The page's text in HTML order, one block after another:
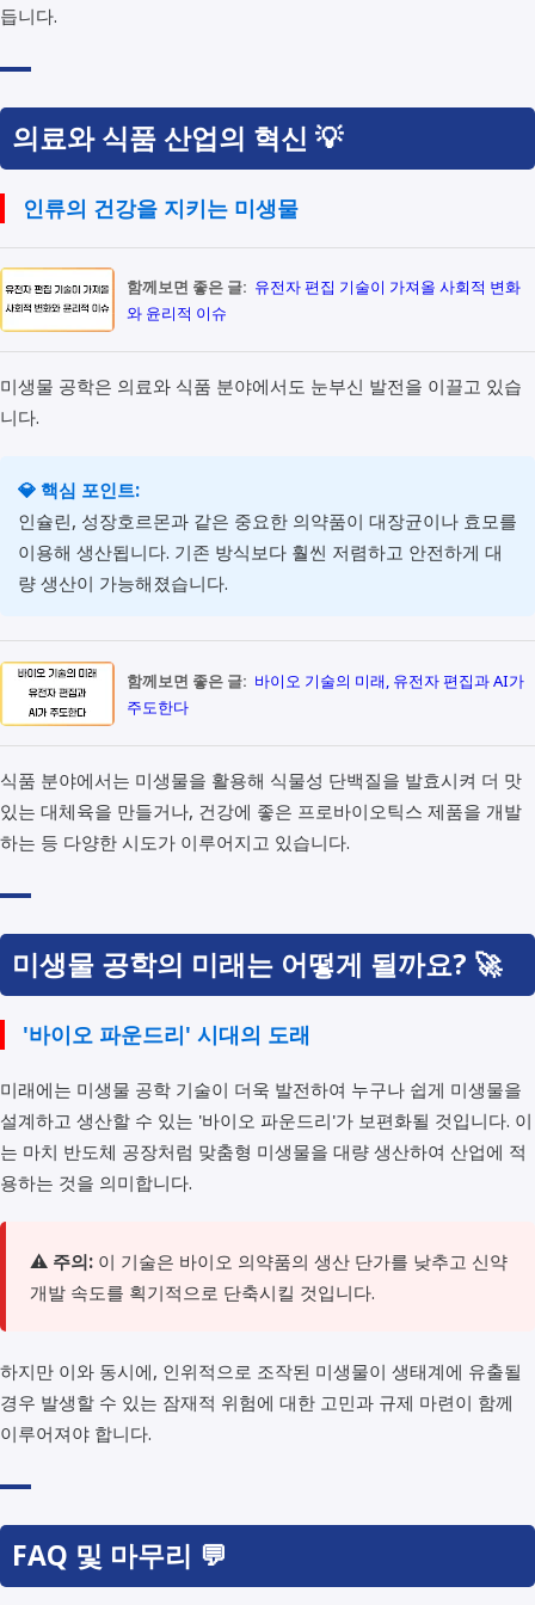
듭니다.
의료와 식품 산업의 혁신 💡
인류의 건강을 지키는 미생물
함께보면 좋은 글: 유전자 편집 기술이 가져올 사회적 변화
와 윤리적 이슈
미생물 공학은 의료와 식품 분야에서도 눈부신 발전을 이끌고 있습
니다.
💎 핵심 포인트:
인슐린, 성장호르몬과 같은 중요한 의약품이 대장균이나 효모를
이용해 생산됩니다. 기존 방식보다 훨씬 저렴하고 안전하게 대
량 생산이 가능해졌습니다.
함께보면 좋은 글: 바이오 기술의 미래, 유전자 편집과 AI가
주도한다
식품 분야에서는 미생물을 활용해 식물성 단백질을 발효시켜 더 맛
있는 대체육을 만들거나, 건강에 좋은 프로바이오틱스 제품을 개발
하는 등 다양한 시도가 이루어지고 있습니다.
미생물 공학의 미래는 어떻게 될까요? 🚀
'바이오 파운드리' 시대의 도래
미래에는 미생물 공학 기술이 더욱 발전하여 누구나 쉽게 미생물을
설계하고 생산할 수 있는 '바이오 파운드리'가 보편화될 것입니다. 이
는 마치 반도체 공장처럼 맞춤형 미생물을 대량 생산하여 산업에 적
용하는 것을 의미합니다.
⚠️ 주의: 이 기술은 바이오 의약품의 생산 단가를 낮추고 신약
개발 속도를 획기적으로 단축시킬 것입니다.
하지만 이와 동시에, 인위적으로 조작된 미생물이 생태계에 유출될
경우 발생할 수 있는 잠재적 위험에 대한 고민과 규제 마련이 함께
이루어져야 합니다.
FAQ 및 마무리 💬